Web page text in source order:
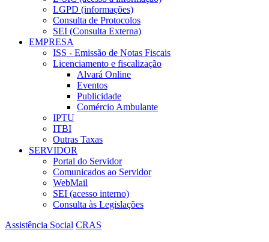
LGPD (informações)
Consulta de Protocolos
SEI (Consulta Externa)
EMPRESA
ISS - Emissão de Notas Fiscais
Licenciamento e fiscalização
Alvará Online
Eventos
Publicidade
Comércio Ambulante
IPTU
ITBI
Outras Taxas
SERVIDOR
Portal do Servidor
Comunicados ao Servidor
WebMail
SEI (acesso interno)
Consulta às Legislações
Assistência Social CRAS